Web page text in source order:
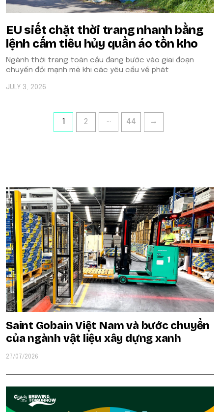
EU siết chặt thời trang nhanh bằng
lệnh cấm tiêu hủy quần áo tồn kho
Ngành thời trang toàn cầu đang bước vào giai đoạn
chuyển đổi mạnh mẽ khi các yêu cầu về phát
JULY 3, 2026
1 2 … 44
Saint Gobain Việt Nam và bước chuyển
của ngành vật liệu xây dựng xanh
27/07/2026